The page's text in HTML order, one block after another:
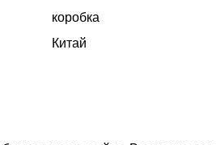
коробка
Китай